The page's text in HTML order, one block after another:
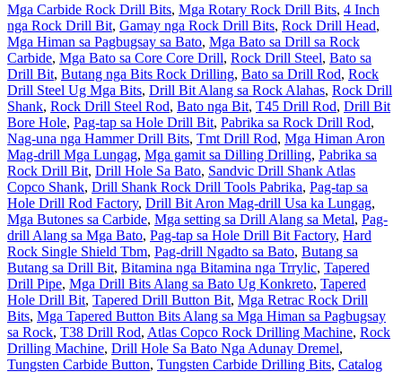
Mga Carbide Rock Drill Bits, Mga Rotary Rock Drill Bits, 4 Inch
nga Rock Drill Bit, Gamay nga Rock Drill Bits, Rock Drill Head,
Mga Himan sa Pagbugsay sa Bato, Mga Bato sa Drill sa Rock
Carbide, Mga Bato sa Core Core Drill, Rock Drill Steel, Bato sa
Drill Bit, Butang nga Bits Rock Drilling, Bato sa Drill Rod, Rock
Drill Steel Ug Mga Bits, Drill Bit Alang sa Rock Alahas, Rock Drill
Shank, Rock Drill Steel Rod, Bato nga Bit, T45 Drill Rod, Drill Bit
Bore Hole, Pag-tap sa Hole Drill Bit, Pabrika sa Rock Drill Rod,
Nag-una nga Hammer Drill Bits, Tmt Drill Rod, Mga Himan Aron
Mag-drill Mga Lungag, Mga gamit sa Dilling Drilling, Pabrika sa
Rock Drill Bit, Drill Hole Sa Bato, Sandvic Drill Shank Atlas
Copco Shank, Drill Shank Rock Drill Tools Pabrika, Pag-tap sa
Hole Drill Rod Factory, Drill Bit Aron Mag-drill Usa ka Lungag,
Mga Butones sa Carbide, Mga setting sa Drill Alang sa Metal, Pag-
drill Alang sa Mga Bato, Pag-tap sa Hole Drill Bit Factory, Hard
Rock Single Shield Tbm, Pag-drill Ngadto sa Bato, Butang sa
Butang sa Drill Bit, Bitamina nga Bitamina nga Trrylic, Tapered
Drill Pipe, Mga Drill Bits Alang sa Bato Ug Konkreto, Tapered
Hole Drill Bit, Tapered Drill Button Bit, Mga Retrac Rock Drill
Bits, Mga Tapered Button Bits Alang sa Mga Himan sa Pagbugsay
sa Rock, T38 Drill Rod, Atlas Copco Rock Drilling Machine, Rock
Drilling Machine, Drill Hole Sa Bato Nga Adunay Dremel,
Tungsten Carbide Button, Tungsten Carbide Drilling Bits, Catalog